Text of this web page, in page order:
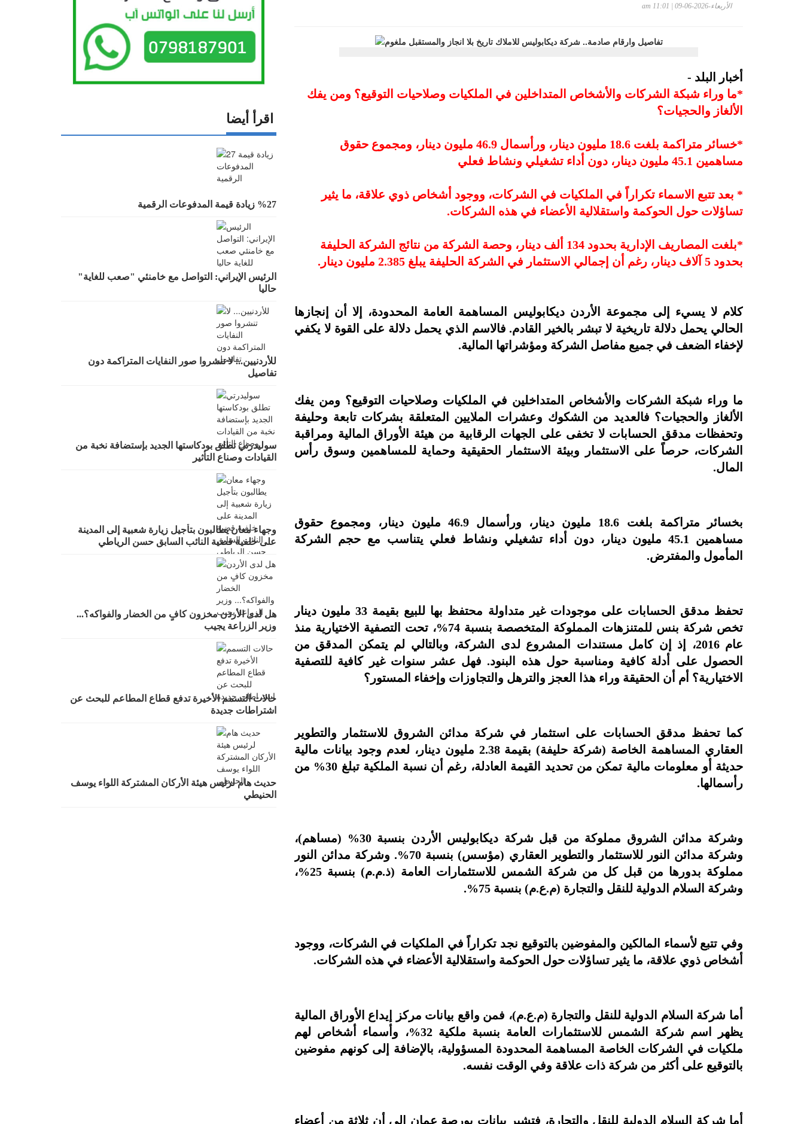
الأربعاء-2026-06-09 | 11:01 am
أخبار البلد -
*ما وراء شبكة الشركات والأشخاص المتداخلين في الملكيات وصلاحيات التوقيع؟ ومن يفك
الألغاز والحجيات؟
*خسائر متراكمة بلغت 18.6 مليون دينار، ورأسمال 46.9 مليون دينار، ومجموع حقوق
مساهمين 45.1 مليون دينار، دون أداء تشغيلي ونشاط فعلي
* بعد تتبع الاسماء تكراراً في الملكيات في الشركات، ووجود أشخاص ذوي علاقة، ما يثير
تساؤلات حول الحوكمة واستقلالية الأعضاء في هذه الشركات.
*بلغت المصاريف الإدارية بحدود 134 ألف دينار، وحصة الشركة من نتائج الشركة الحليفة
بحدود 5 آلاف دينار، رغم أن إجمالي الاستثمار في الشركة الحليفة يبلغ 2.385 مليون دينار.
كلام لا يسيء إلى مجموعة الأردن ديكابوليس المساهمة العامة المحدودة، إلا أن إنجازها
الحالي يحمل دلالة تاريخية لا تبشر بالخير القادم. فالاسم الذي يحمل دلالة على القوة لا يكفي
لإخفاء الضعف في جميع مفاصل الشركة ومؤشراتها المالية.
ما وراء شبكة الشركات والأشخاص المتداخلين في الملكيات وصلاحيات التوقيع؟ ومن يفك
الألغاز والحجيات؟ فالعديد من الشكوك وعشرات الملايين المتعلقة بشركات تابعة وحليفة
وتحفظات مدقق الحسابات لا تخفى على الجهات الرقابية من هيئة الأوراق المالية ومراقبة
الشركات، حرصاً على الاستثمار وبيئة الاستثمار الحقيقية وحماية للمساهمين وسوق رأس
المال.
بخسائر متراكمة بلغت 18.6 مليون دينار، ورأسمال 46.9 مليون دينار، ومجموع حقوق
مساهمين 45.1 مليون دينار، دون أداء تشغيلي ونشاط فعلي يتناسب مع حجم الشركة
المأمول والمفترض.
تحفظ مدقق الحسابات على موجودات غير متداولة محتفظ بها للبيع بقيمة 33 مليون دينار
تخص شركة بنس للمتنزهات المملوكة المتخصصة بنسبة 74%، تحت التصفية الاختيارية منذ
عام 2016، إذ إن كامل مستندات المشروع لدى الشركة، وبالتالي لم يتمكن المدقق من
الحصول على أدلة كافية ومناسبة حول هذه البنود. فهل عشر سنوات غير كافية للتصفية
الاختيارية؟ أم أن الحقيقة وراء هذا العجز والترهل والتجاوزات وإخفاء المستور؟
كما تحفظ مدقق الحسابات على استثمار في شركة مدائن الشروق للاستثمار والتطوير
العقاري المساهمة الخاصة (شركة حليفة) بقيمة 2.38 مليون دينار، لعدم وجود بيانات مالية
حديثة أو معلومات مالية تمكن من تحديد القيمة العادلة، رغم أن نسبة الملكية تبلغ 30% من
رأسمالها.
وشركة مدائن الشروق مملوكة من قبل شركة ديكابوليس الأردن بنسبة 30% (مساهم)،
وشركة مدائن النور للاستثمار والتطوير العقاري (مؤسس) بنسبة 70%. وشركة مدائن النور
مملوكة بدورها من قبل كل من شركة الشمس للاستثمارات العامة (ذ.م.م) بنسبة 25%،
وشركة السلام الدولية للنقل والتجارة (م.ع.م) بنسبة 75%.
وفي تتبع لأسماء المالكين والمفوضين بالتوقيع نجد تكراراً في الملكيات في الشركات، ووجود
أشخاص ذوي علاقة، ما يثير تساؤلات حول الحوكمة واستقلالية الأعضاء في هذه الشركات.
أما شركة السلام الدولية للنقل والتجارة (م.ع.م)، فمن واقع بيانات مركز إيداع الأوراق المالية
يظهر اسم شركة الشمس للاستثمارات العامة بنسبة ملكية 32%، وأسماء أشخاص لهم
ملكيات في الشركات الخاصة المساهمة المحدودة المسؤولية، بالإضافة إلى كونهم مفوضين
بالتوقيع على أكثر من شركة ذات علاقة وفي الوقت نفسه.
أما شركة السلام الدولية للنقل والتجارة، فتشير بيانات بورصة عمان إلى أن ثلاثة من أعضاء
اقرأ أيضا
%27 زيادة قيمة المدفوعات الرقمية
الرئيس الإيراني: التواصل مع خامنئي "صعب للغاية"
حاليا
للأردنيين... لا تنشروا صور النفايات المتراكمة دون
تفاصيل
سوليدرتي تطلق بودكاستها الجديد بإستضافة نخبة من
القيادات وصناع التأثير
وجهاء معان يطالبون بتأجيل زيارة شعبية إلى المدينة
على خلفية قضية النائب السابق حسن الرياطي
هل لدى الأردن مخزون كافٍ من الخضار والفواكه؟...
وزير الزراعة يجيب
حالات التسمم الأخيرة تدفع قطاع المطاعم للبحث عن
اشتراطات جديدة
حديث هام لرئيس هيئة الأركان المشتركة اللواء يوسف
الحنيطي